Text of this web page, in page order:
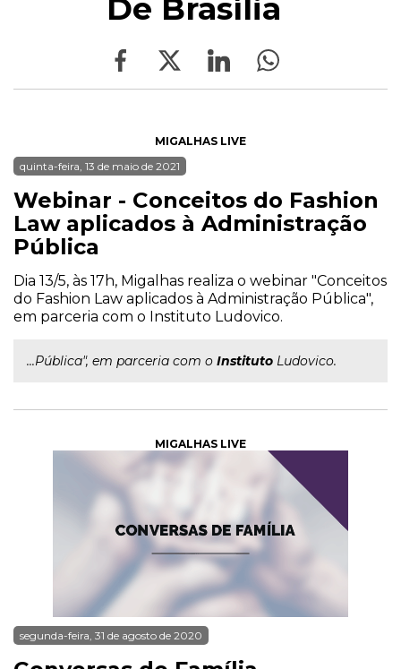
De Brasília
MIGALHAS LIVE
quinta-feira, 13 de maio de 2021
Webinar - Conceitos do Fashion
Law aplicados à Administração
Pública
Dia 13/5, às 17h, Migalhas realiza o webinar "Conceitos
do Fashion Law aplicados à Administração Pública",
em parceria com o Instituto Ludovico.
...Pública", em parceria com o Instituto Ludovico.
MIGALHAS LIVE
segunda-feira, 31 de agosto de 2020